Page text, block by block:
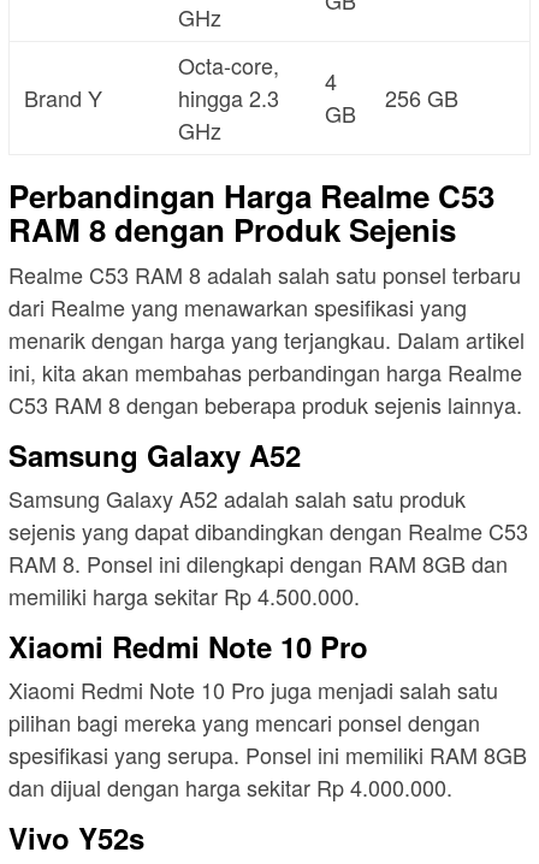
GHz
Brand Y
Octa-core,
hingga 2.3
GHz
4
GB
256 GB
Perbandingan Harga Realme C53
RAM 8 dengan Produk Sejenis
Realme C53 RAM 8 adalah salah satu ponsel terbaru
dari Realme yang menawarkan spesifikasi yang
menarik dengan harga yang terjangkau. Dalam artikel
ini, kita akan membahas perbandingan harga Realme
C53 RAM 8 dengan beberapa produk sejenis lainnya.
Samsung Galaxy A52
Samsung Galaxy A52 adalah salah satu produk
sejenis yang dapat dibandingkan dengan Realme C53
RAM 8. Ponsel ini dilengkapi dengan RAM 8GB dan
memiliki harga sekitar Rp 4.500.000.
Xiaomi Redmi Note 10 Pro
Xiaomi Redmi Note 10 Pro juga menjadi salah satu
pilihan bagi mereka yang mencari ponsel dengan
spesifikasi yang serupa. Ponsel ini memiliki RAM 8GB
dan dijual dengan harga sekitar Rp 4.000.000.
Vivo Y52s